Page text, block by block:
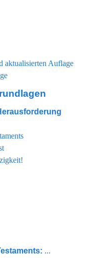
aktualisierten Auflage
...